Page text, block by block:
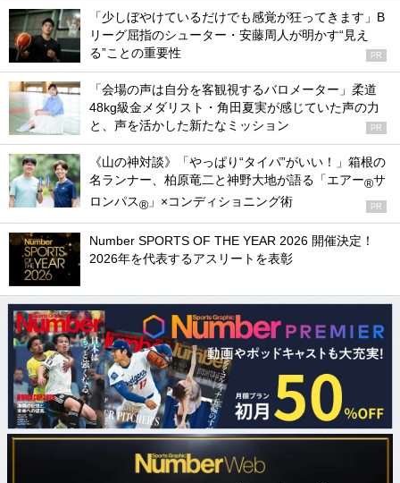
「少しぼやけているだけでも感覚が狂ってきます」B
リーグ屈指のシューター・安藤周人が明かす“見え
る”ことの重要性
PR
「会場の声は自分を客観視するバロメーター」柔道
48kg級金メダリスト・角田夏実が感じていた声の力
と、声を活かした新たなミッション
PR
《山の神対談》「やっぱり“タイパ”がいい！」箱根の
名ランナー、柏原竜二と神野大地が語る「エアー®サ
ロンパス® 」×コンディショニング術 PR
Number SPORTS OF THE YEAR 2026 開催決定！
2026年を代表するアスリートを表彰